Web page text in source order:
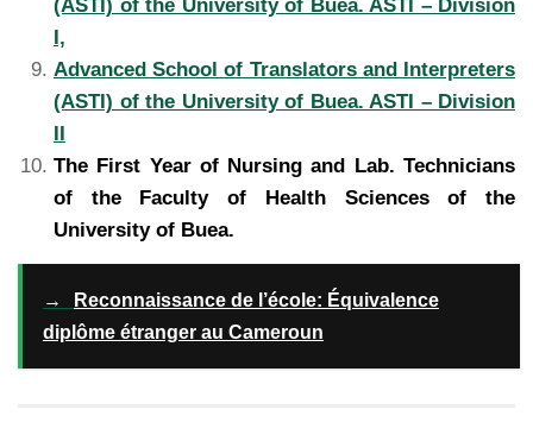
(ASTI) of the University of Buea. ASTI – Division
I,
Advanced School of Translators and Interpreters
(ASTI) of the University of Buea. ASTI – Division
II
The First Year of Nursing and Lab. Technicians
of the Faculty of Health Sciences of the
University of Buea.
→
Reconnaissance de l’école: Équivalence
diplôme étranger au Cameroun